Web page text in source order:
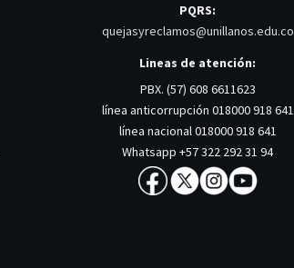
PQRS:
quejasyreclamos@unillanos.edu.co
Lineas de atención:
PBX. (57) 608 6611623
línea anticorrupción 018000 918 641
línea nacional 018000 918 641
Whatsapp +57 322 292 31 94